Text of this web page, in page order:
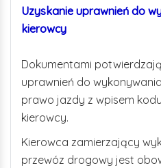
Uzyskanie uprawnień do
kierowcy
Dokumentami
uprawnień do
prawo jazdy z wpisem
kierowcy.
Kierowca zamierzający
przewóz drogowy jest